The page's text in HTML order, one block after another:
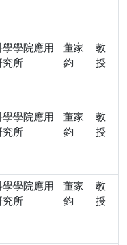
學學院應用
究所
董家
鈞
教
授
學學院應用
究所
董家
鈞
教
授
學學院應用
究所
董家
鈞
教
授